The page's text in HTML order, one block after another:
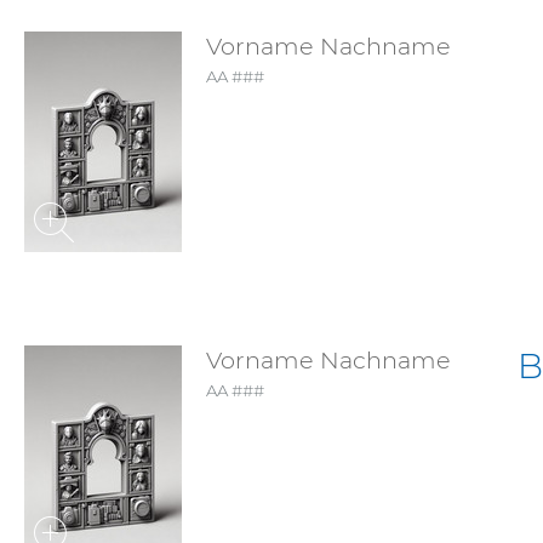
Vorname Nachname
AA ###
Vorname Nachname
AA ###